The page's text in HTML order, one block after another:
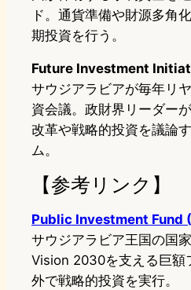
ド。通貨準備や財源多角
期投資を行う。
Future Investment
サウジアラビアが毎年リ
資会議。政財界リーダー
改革や戦略的投資を議論
ム。
【参考リンク】
Public Investment Fund
サウジアラビア王国の国
Vision 2030を支える巨額
外で戦略的投資を実行。